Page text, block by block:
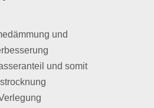
und
und somit